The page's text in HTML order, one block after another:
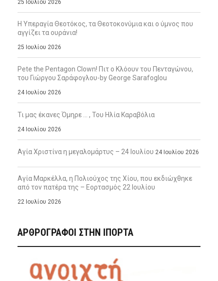
25 Ιουλίου 2026
Η Υπεραγία Θεοτόκος, τα Θεοτοκονύμια και ο ύμνος που
αγγίζει τα ουράνια!
25 Ιουλίου 2026
Pete the Pentagon Clown! Πιτ ο Κλόουν του Πενταγώνου,
του Γιώργου Σαράφογλου-by George Sarafoglou
24 Ιουλίου 2026
Τι μας έκανες Όμηρε … , Του Ηλία Καραβόλια
24 Ιουλίου 2026
Αγία Χριστίνα η μεγαλομάρτυς – 24 Ιουλίου 24 Ιουλίου 2026
Αγία Μαρκέλλα, η Πολιούχος της Χίου, που εκδιώχθηκε
από τον πατέρα της – Εορτασμός 22 Ιουλίου
22 Ιουλίου 2026
ΑΡΘΡΟΓΡΑΦΟΙ ΣΤΗΝ IΠΟΡΤΑ